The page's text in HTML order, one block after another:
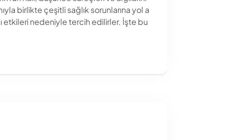
birlikte çeşitli sağlık sorunlarına yol a
nedeniyle tercih edilirler. İşte bu